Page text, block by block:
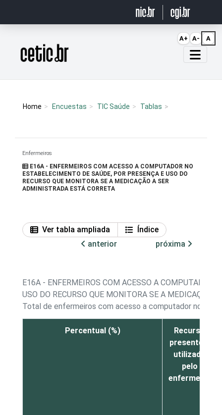
Página inicial
Home Encuestas TIC Saúde Tablas
Enfermeiros
E16A - ENFERMEIROS COM ACESSO A COMPUTADOR NO
ESTABELECIMENTO DE SAÚDE, POR PRESENÇA E USO DO
RECURSO QUE MONITORA SE A MEDICAÇÃO A SER
ADMINISTRADA ESTÁ CORRETA
Ver tabla ampliada
Índice
anterior
próxima
E16A - ENFERMEIROS COM ACESSO A COMPUTADOR
USO DO RECURSO QUE MONITORA SE A MEDICAÇÃO
Total de enfermeiros com acesso a computador no
Percentual (%)
Recurso
presente e
utilizado
pelo
enfermeiro
A+ A- A